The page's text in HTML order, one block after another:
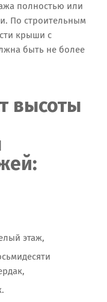
полностью или
По строительным
крыши с
быть не более
высоты
этаж,